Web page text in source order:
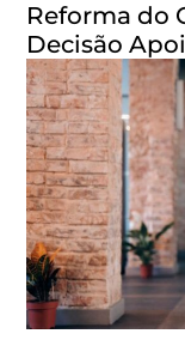
Reforma do
Decisão